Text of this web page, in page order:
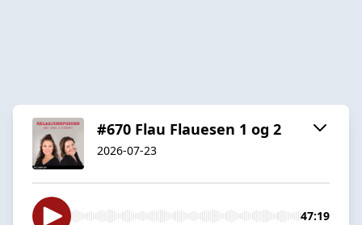
#670 Flau Flauesen 1 og 2
2026-07-23
47:19